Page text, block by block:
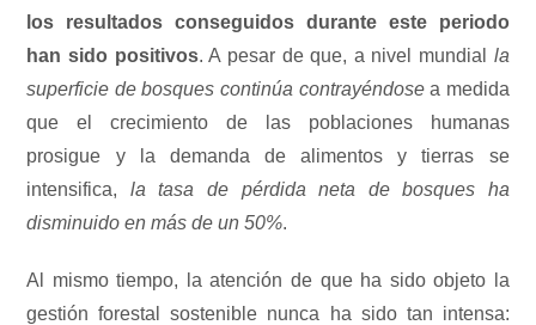
los resultados conseguidos durante este periodo
han sido positivos. A pesar de que, a nivel mundial la
superficie de bosques continúa contrayéndosea medida
que el crecimiento de las poblaciones humanas
prosigue y la demanda de alimentos y tierras se
intensifica, la tasa de pérdida neta de bosques ha
disminuido en más de un 50%.
Al mismo tiempo, la atención de que ha sido objeto la
gestión forestal sostenible nunca ha sido tan intensa: